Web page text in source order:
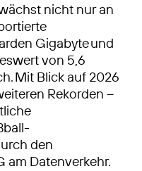
nicht nur an
Gigabyte und
von 5,6
Mit Blick auf 2026
Rekorden –
den
am Datenverkehr.